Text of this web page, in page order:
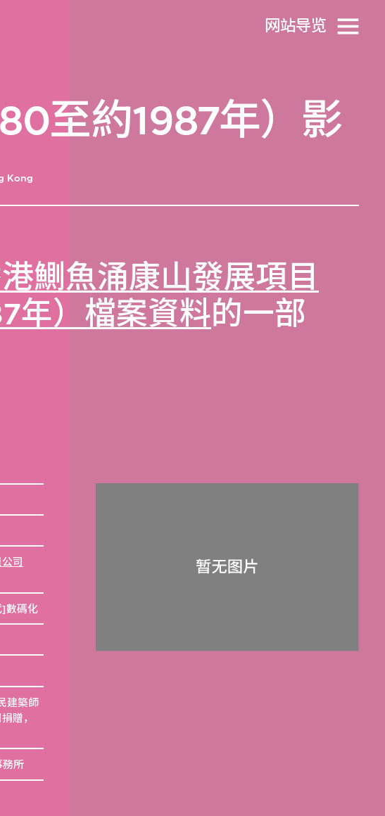
网站导览
至約1987年）影
Kong
鰂魚涌康山發展項目
年）檔案資料的一部
司
數碼化
建築師
贈，
所